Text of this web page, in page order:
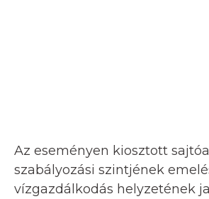
Az eseményen kiosztott
szabályozási szintjének
vízgazdálkodás helyzetének